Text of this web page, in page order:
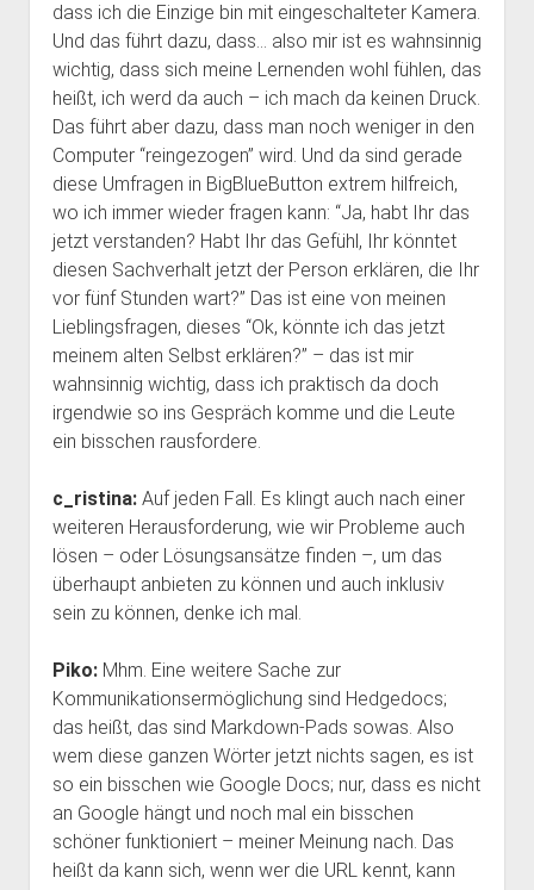
dass ich die Einzige bin mit eingeschalteter Kamera.
Und das führt dazu, dass… also mir ist es wahnsinnig
wichtig, dass sich meine Lernenden wohl fühlen, das
heißt, ich werd da auch – ich mach da keinen Druck.
Das führt aber dazu, dass man noch weniger in den
Computer “reingezogen” wird. Und da sind gerade
diese Umfragen in BigBlueButton extrem hilfreich,
wo ich immer wieder fragen kann: “Ja, habt Ihr das
jetzt verstanden? Habt Ihr das Gefühl, Ihr könntet
diesen Sachverhalt jetzt der Person erklären, die Ihr
vor fünf Stunden wart?” Das ist eine von meinen
Lieblingsfragen, dieses “Ok, könnte ich das jetzt
meinem alten Selbst erklären?” – das ist mir
wahnsinnig wichtig, dass ich praktisch da doch
irgendwie so ins Gespräch komme und die Leute
ein bisschen rausfordere.
c_ristina:Auf jeden Fall. Es klingt auch nach einer
weiteren Herausforderung, wie wir Probleme auch
lösen – oder Lösungsansätze finden –, um das
überhaupt anbieten zu können und auch inklusiv
sein zu können, denke ich mal.
Piko:Mhm. Eine weitere Sache zur
Kommunikationsermöglichung sind Hedgedocs;
das heißt, das sind Markdown-Pads sowas. Also
wem diese ganzen Wörter jetzt nichts sagen, es ist
so ein bisschen wie Google Docs; nur, dass es nicht
an Google hängt und noch mal ein bisschen
schöner funktioniert – meiner Meinung nach. Das
heißt da kann sich, wenn wer die URL kennt, kann